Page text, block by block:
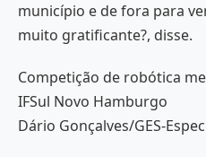
município e de fora para
muito gratificante?, disse.
Competição de robótica
IFSul Novo Hamburgo
Dário Gonçalves/GES-